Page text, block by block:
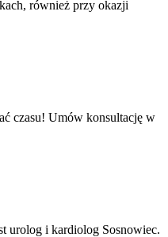
również przy okazji
czasu! Umów konsultację w
urolog i kardiolog Sosnowiec.